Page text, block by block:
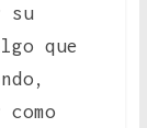
su
que